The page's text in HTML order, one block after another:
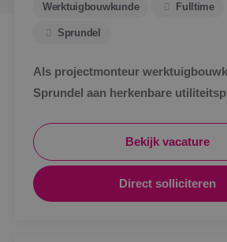
Werktuigbouwkunde Fulltime
Sprundel
Als projectmonteur
Sprundel aan herkenbare
zichtbaar resultaat en korte lijnen.
Bekijk vacature
Direct solliciteren